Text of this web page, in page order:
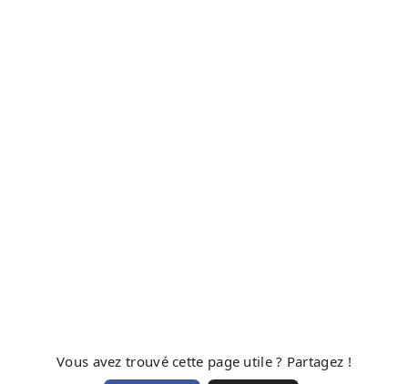
Vous avez trouvé cette page utile ? Partagez !